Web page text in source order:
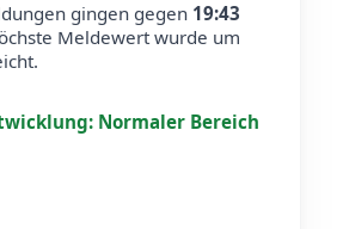
gingen gegen 19:43
Meldewert wurde um
Normaler Bereich